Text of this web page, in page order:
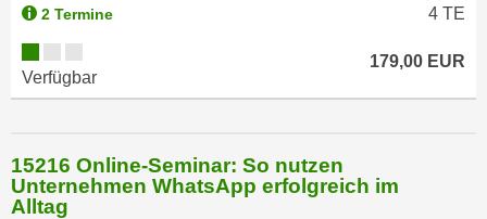
2 Termine 4 TE
Verfügbar
179,00 EUR
15216 Online-Seminar: So nutzen
Unternehmen WhatsApp erfolgreich im
Alltag